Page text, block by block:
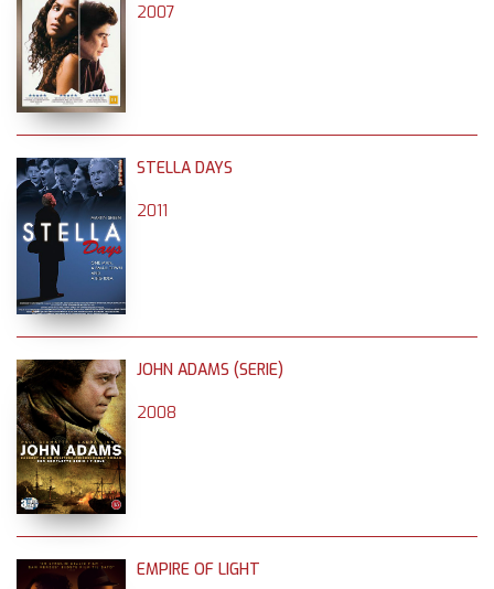
2007
STELLA DAYS
2011
JOHN ADAMS (SERIE)
2008
EMPIRE OF LIGHT